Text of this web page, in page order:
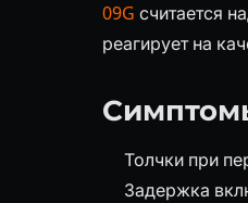
09G считается
реагирует на
Толчки при
Задержка